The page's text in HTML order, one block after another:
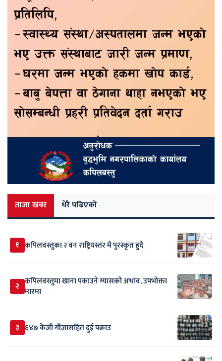
ताजा खबर धेरै पढिएको
१ कपिलवस्तुका २ वन राष्ट्रियस्तर मै पुरस्कृत हुदै
२ कपिलवस्तुमा खाना पकाउने ग्यासको अभाव, उपभोक्ता
मारमा
३ ६४७ केजी गाँजासहित दुई पक्राउ